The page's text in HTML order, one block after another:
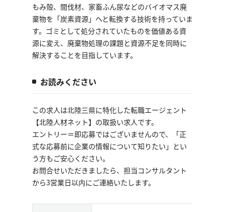
もみ殻、間伐材、家畜ふん尿などのバイオマス廃
棄物を「炭素資源」へと転換する技術を持っていま
す。ゴミとして処分されていたものを価値ある資
源に変え、廃棄物処理の課題と資源不足を同時に
解決することを目指しています。
お読みください
この求人は北陸三県に特化した転職エージェント
【北陸人材ネット】の取扱い求人です。
エントリー＝即応募ではございませんので、「正
式な応募前に企業の情報について知りたい」とい
う方もご安心ください。
お問合せいただきましたら、担当コンサルタント
から3営業日以内にご連絡いたします。